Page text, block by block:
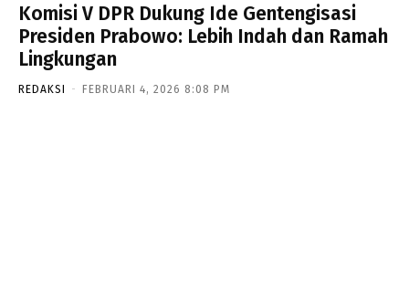
Komisi V DPR Dukung Ide Gentengisasi
Presiden Prabowo: Lebih Indah dan Ramah
Lingkungan
REDAKSI - FEBRUARI 4, 2026 8:08 PM